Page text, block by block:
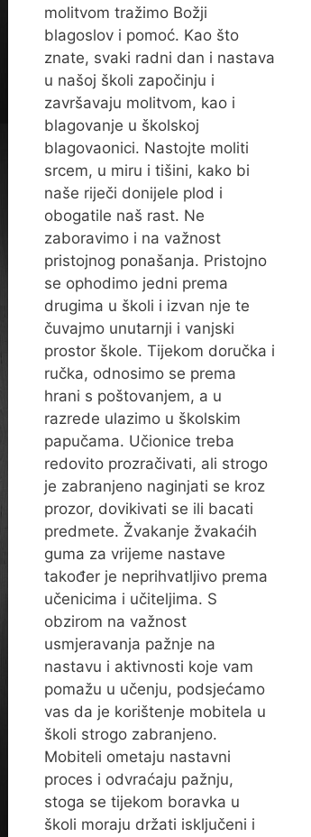
molitvom tražimo Božji
blagoslov i pomoć. Kao što
znate, svaki radni dan i nastava
u našoj školi započinju i
završavaju molitvom, kao i
blagovanje u školskoj
blagovaonici. Nastojte moliti
srcem, u miru i tišini, kako bi
naše riječi donijele plod i
obogatile naš rast. Ne
zaboravimo i na važnost
pristojnog ponašanja. Pristojno
se ophodimo jedni prema
drugima u školi i izvan nje te
čuvajmo unutarnji i vanjski
prostor škole. Tijekom doručka i
ručka, odnosimo se prema
hrani s poštovanjem, a u
razrede ulazimo u školskim
papučama. Učionice treba
redovito prozračivati, ali strogo
je zabranjeno naginjati se kroz
prozor, dovikivati se ili bacati
predmete. Žvakanje žvakaćih
guma za vrijeme nastave
također je neprihvatljivo prema
učenicima i učiteljima. S
obzirom na važnost
usmjeravanja pažnje na
nastavu i aktivnosti koje vam
pomažu u učenju, podsjećamo
vas da je korištenje mobitela u
školi strogo zabranjeno.
Mobiteli ometaju nastavni
proces i odvraćaju pažnju,
stoga se tijekom boravka u
školi moraju držati isključeni i